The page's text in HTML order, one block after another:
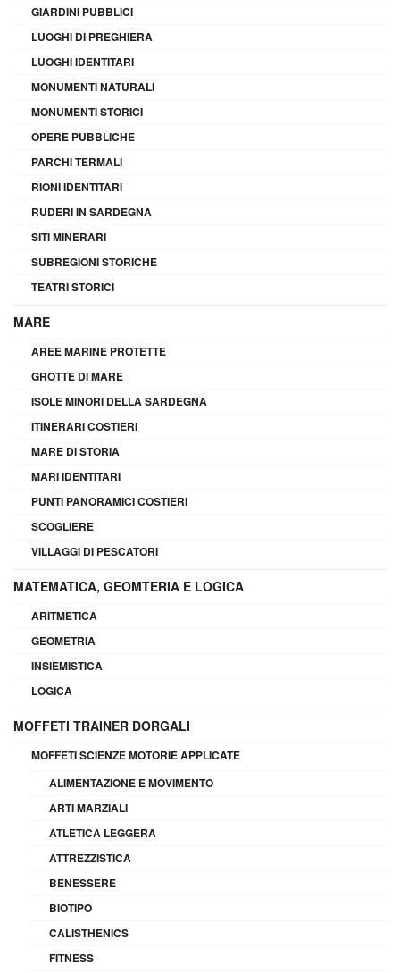
GIARDINI PUBBLICI
LUOGHI DI PREGHIERA
LUOGHI IDENTITARI
MONUMENTI NATURALI
MONUMENTI STORICI
OPERE PUBBLICHE
PARCHI TERMALI
RIONI IDENTITARI
RUDERI IN SARDEGNA
SITI MINERARI
SUBREGIONI STORICHE
TEATRI STORICI
MARE
AREE MARINE PROTETTE
GROTTE DI MARE
ISOLE MINORI DELLA SARDEGNA
ITINERARI COSTIERI
MARE DI STORIA
MARI IDENTITARI
PUNTI PANORAMICI COSTIERI
SCOGLIERE
VILLAGGI DI PESCATORI
MATEMATICA, GEOMTERIA E LOGICA
ARITMETICA
GEOMETRIA
INSIEMISTICA
LOGICA
MOFFETI TRAINER DORGALI
MOFFETI SCIENZE MOTORIE APPLICATE
ALIMENTAZIONE E MOVIMENTO
ARTI MARZIALI
ATLETICA LEGGERA
ATTREZZISTICA
BENESSERE
BIOTIPO
CALISTHENICS
FITNESS